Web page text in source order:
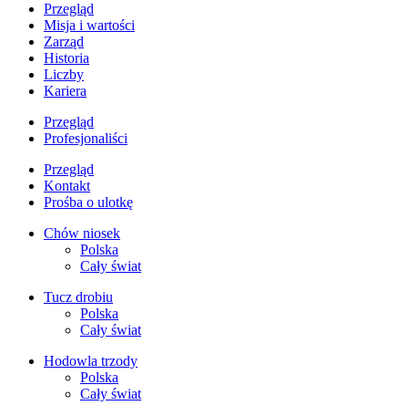
Przegląd
Misja i wartości
Zarząd
Historia
Liczby
Kariera
Przegląd
Profesjonaliści
Przegląd
Kontakt
Prośba o ulotkę
Chów niosek
Polska
Cały świat
Tucz drobiu
Polska
Cały świat
Hodowla trzody
Polska
Cały świat